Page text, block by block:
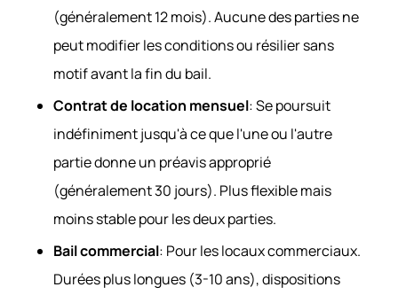
(généralement 12 mois). Aucune des parties ne
peut modifier les conditions ou résilier sans
motif avant la fin du bail.
Contrat de location mensuel: Se poursuit
indéfiniment jusqu'à ce que l'une ou l'autre
partie donne un préavis approprié
(généralement 30 jours). Plus flexible mais
moins stable pour les deux parties.
Bail commercial: Pour les locaux commerciaux.
Durées plus longues (3-10 ans), dispositions